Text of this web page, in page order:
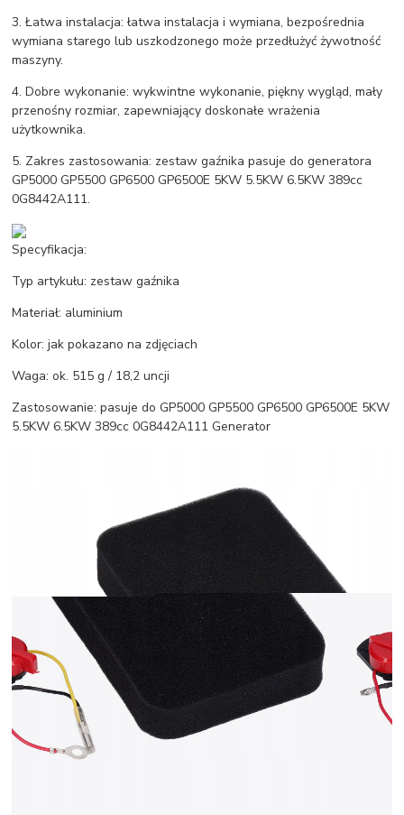
3. Łatwa instalacja: łatwa instalacja i wymiana, bezpośrednia
wymiana starego lub uszkodzonego może przedłużyć żywotność
maszyny.
4. Dobre wykonanie: wykwintne wykonanie, piękny wygląd, mały
przenośny rozmiar, zapewniający doskonałe wrażenia
użytkownika.
5. Zakres zastosowania: zestaw gaźnika pasuje do generatora
GP5000 GP5500 GP6500 GP6500E 5KW 5.5KW 6.5KW 389cc
0G8442A111.
Specyfikacja:
Typ artykułu: zestaw gaźnika
Materiał: aluminium
Kolor: jak pokazano na zdjęciach
Waga: ok. 515 g / 18,2 uncji
Zastosowanie: pasuje do GP5000 GP5500 GP6500 GP6500E 5KW
5.5KW 6.5KW 389cc 0G8442A111 Generator